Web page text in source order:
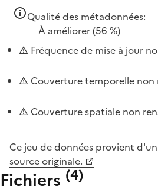
Qualité des métadonnées:
À améliorer(56 %)
Fréquence de mise à jour
Couverture temporelle non
Couverture spatiale non
Ce jeu de données provient
source originale.
Fichiers (4)